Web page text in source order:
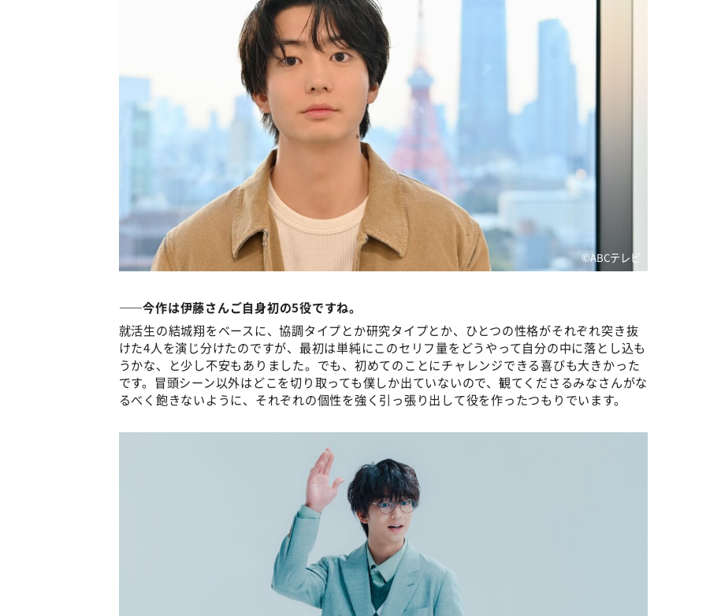
©️ABCテレビ
――今作は伊藤さんご自身初の5役ですね。
就活生の結城翔をベースに、協調タイプとか研究タイプとか、ひとつの性格がそれぞれ突き抜
けた4人を演じ分けたのですが、最初は単純にこのセリフ量をどうやって自分の中に落とし込も
うかな、と少し不安もありました。でも、初めてのことにチャレンジできる喜びも大きかった
です。冒頭シーン以外はどこを切り取っても僕しか出ていないので、観てくださるみなさんがな
るべく飽きないように、それぞれの個性を強く引っ張り出して役を作ったつもりでいます。